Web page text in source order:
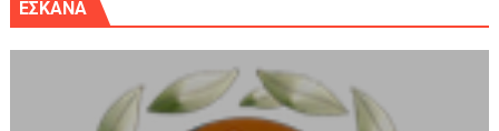
ΕΣΚΑΝΑ